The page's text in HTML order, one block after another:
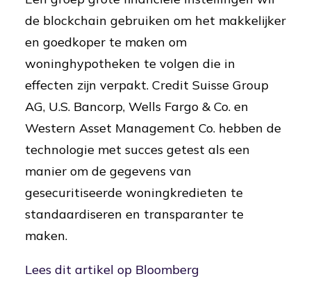
de blockchain gebruiken om het makkelijker
en goedkoper te maken om
woninghypotheken te volgen die in
effecten zijn verpakt. Credit Suisse Group
AG, U.S. Bancorp, Wells Fargo & Co. en
Western Asset Management Co. hebben de
technologie met succes getest als een
manier om de gegevens van
gesecuritiseerde woningkredieten te
standaardiseren en transparanter te
maken.
Lees dit artikel op Bloomberg